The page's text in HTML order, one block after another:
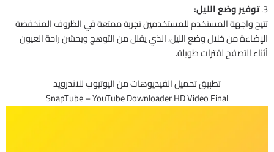
3. توفير وضع الليل:
تتيح واجهة المستخدم للمستخدمين تجربة ممتعة في الظروف المنخفضة
الإضاءة من خلال وضع الليل، الذي يقلل من التوهج ويحسّن راحة العيون
أثناء التصفح لفترات طويلة.
تطبيق تحميل الفيديوهات من اليوتيوب للاندرويد
SnapTube – YouTube Downloader HD Video Final